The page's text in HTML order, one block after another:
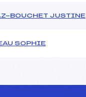
BOUCHET JUSTINE
SOPHIE